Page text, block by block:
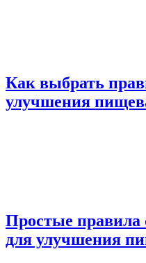
Как выбрать
улучшения
Простые правила
для улучшения